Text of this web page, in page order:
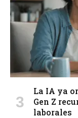
La IA ya
Gen Z
laborales